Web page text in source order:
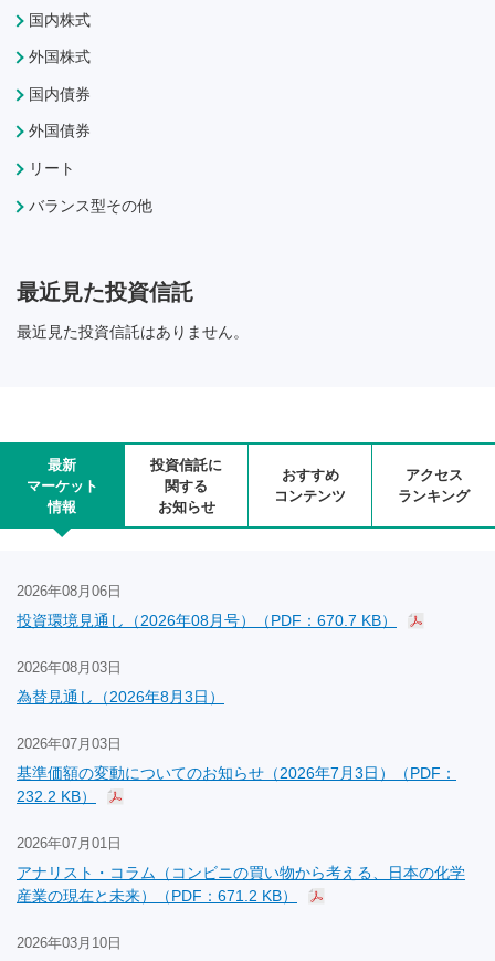
国内株式
外国株式
国内債券
外国債券
リート
バランス型その他
最近見た投資信託
最近見た投資信託はありません。
最新
マーケット
情報
投資信託に
関する
お知らせ
おすすめ
コンテンツ
アクセス
ランキング
2026年08月06日
投資環境見通し（2026年08月号）（PDF：670.7 KB）
2026年08月03日
為替見通し（2026年8月3日）
2026年07月03日
基準価額の変動についてのお知らせ（2026年7月3日）（PDF：
232.2 KB）
2026年07月01日
アナリスト・コラム（コンビニの買い物から考える、日本の化学
産業の現在と未来）（PDF：671.2 KB）
2026年03月10日